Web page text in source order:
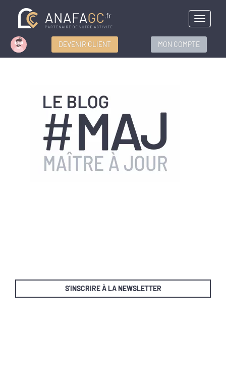
Menu
DEVENIR CLIENT MON COMPTE
S'INSCRIRE À LA NEWSLETTER